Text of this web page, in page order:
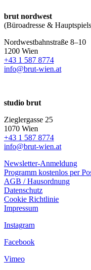
brut nordwest
(Büroadresse &
Nordwestbahnstraße 8–10
1200 Wien
+43 1 587 8774
info@brut-wien.at
studio brut
Zieglergasse 25
1070 Wien
+43 1 587 8774
info@brut-wien.at
Newsletter-Anmeldung
Programm kostenlos per
AGB / Hausordnung
Datenschutz
Cookie Richtlinie
Impressum
Instagram
Facebook
Vimeo